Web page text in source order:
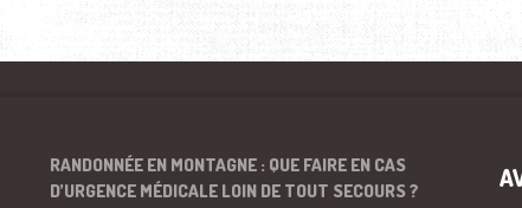
RANDONNÉE EN MONTAGNE : QUE FAIRE EN CAS
D’URGENCE MÉDICALE LOIN DE TOUT SECOURS ?